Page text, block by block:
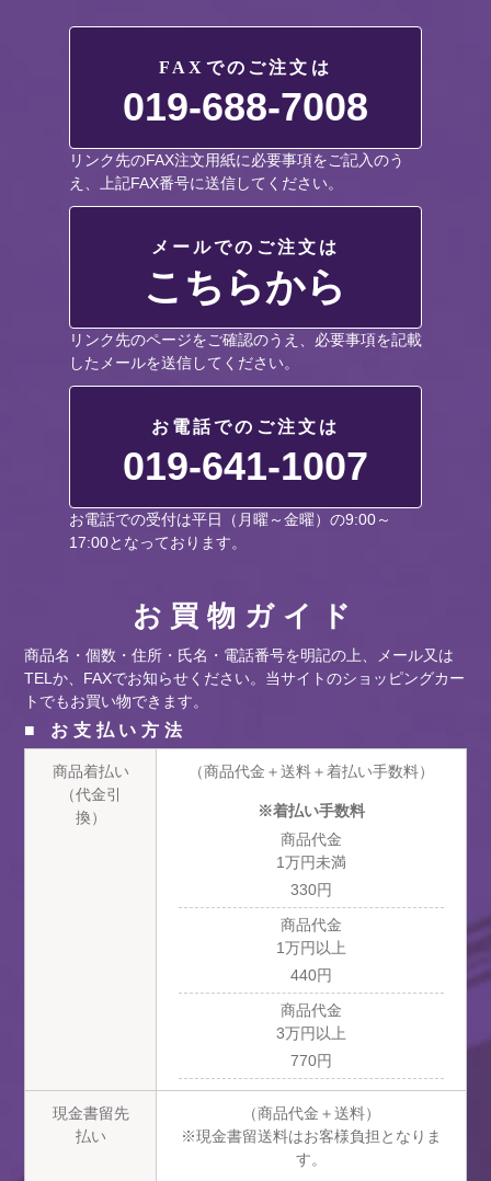
FAXでのご注文は
019-688-7008
リンク先のFAX注文用紙に必要事項をご記入のう
え、上記FAX番号に送信してください。
メールでのご注文は
こちらから
リンク先のページをご確認のうえ、必要事項を記載
したメールを送信してください。
お電話でのご注文は
019-641-1007
お電話での受付は平日（月曜～金曜）の9:00～
17:00となっております。
お買物ガイド
商品名・個数・住所・氏名・電話番号を明記の上、メール又は
TELか、FAXでお知らせください。当サイトのショッピングカー
トでもお買い物できます。
■ お支払い方法
商品着払い
（代金引
換）
（商品代金＋送料＋着払い手数料）
※着払い手数料
商品代金
1万円未満
330円
商品代金
1万円以上
440円
商品代金
3万円以上
770円
現金書留先
払い
（商品代金＋送料）
※現金書留送料はお客様負担となりま
す。